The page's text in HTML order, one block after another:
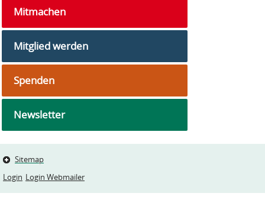
Mitmachen
Mitglied werden
Spenden
Newsletter
Sitemap
Login Login Webmailer